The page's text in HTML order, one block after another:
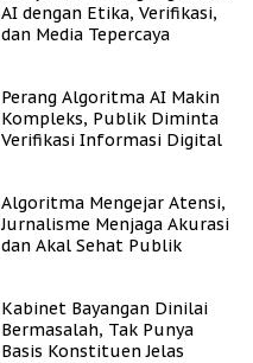
AI dengan Etika, Verifikasi,
dan Media Tepercaya
Perang Algoritma AI Makin
Kompleks, Publik Diminta
Verifikasi Informasi Digital
Algoritma Mengejar Atensi,
Jurnalisme Menjaga Akurasi
dan Akal Sehat Publik
Kabinet Bayangan Dinilai
Bermasalah, Tak Punya
Basis Konstituen Jelas